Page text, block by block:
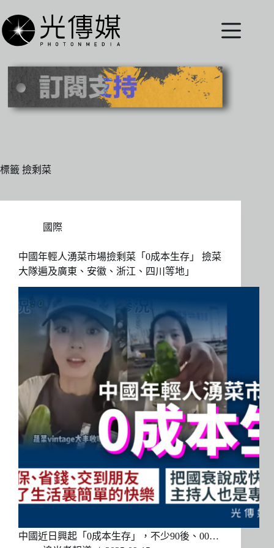
至
主
內
標籤 撿剩菜
國際
中國年輕人湧菜市場撿剩菜「0成本生存」 撿菜
大隊遍及廣東、安徽、浙江、四川等地」
中國近日興起「0成本生存」，不少90後、00…